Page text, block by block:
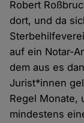
Robert
dort, und da
auf ein Notar-
dem aus es
Jurist*innen
Regel Monate,
mindestens